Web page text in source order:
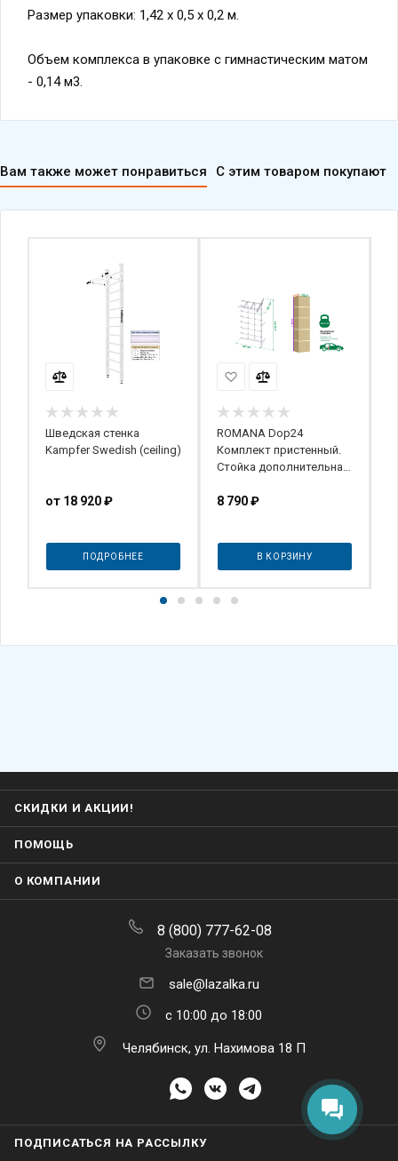
Размер упаковки: 1,42 х 0,5 х 0,2 м.
Объем комплекса в упаковке с гимнастическим матом
- 0,14 м3.
Вам также может понравиться С этим товаром покупают
Шведская стенка
Kampfer Swedish (сeiling)
от 18 920 ₽
ПОДРОБНЕЕ
ROMANA Dop24
Комплект пристенный.
Стойка дополнительная
8 790₽
В КОРЗИНУ
СКИДКИ И АКЦИИ!
ПОМОЩЬ
О КОМПАНИИ
8 (800) 777-62-08
Заказать звонок
sale@lazalka.ru
с 10:00 до 18:00
Челябинск, ул. Нахимова 18 П
ПОДПИСАТЬСЯ НА РАССЫЛКУ